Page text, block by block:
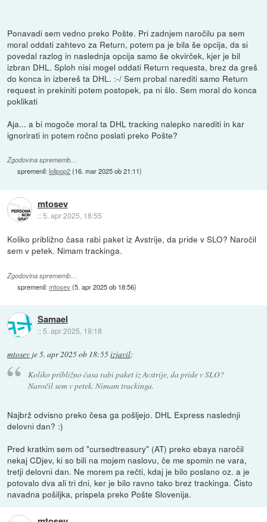
Ponavadi sem vedno preko Pošte. Pri zadnjem naročilu pa sem
moral oddati zahtevo za Return, potem pa je bila še opcija, da si
povedal razlog in naslednja opcija samo še okvirček, kjer je bil
izbran DHL. Sploh nisi mogel oddati Return requesta, brez da greš
do konca in izbereš ta DHL. :-/ Sem probal narediti samo Return
request in prekiniti potem postopek, pa ni šlo. Sem moral do konca
poklikati
Aja... a bi mogoče moral ta DHL tracking nalepko narediti in kar
ignorirati in potem ročno poslati preko Pošte?
Zgodovina sprememb…
spremenil:lolipop2(16. mar 2025 ob 21:11)
mtosev
::5. apr 2025, 18:55
Koliko približno časa rabi paket iz Avstrije, da pride v SLO? Naročil
sem v petek. Nimam trackinga.
Zgodovina sprememb…
spremenil:mtosev(5. apr 2025 ob 18:56)
Samael
:: 5. apr 2025, 19:18
mtosev je5. apr 2025 ob 18:55izjavil:
Koliko približno časa rabi paket iz Avstrije, da pride v SLO?
Naročil sem v petek. Nimam trackinga.
Najbrž odvisno preko česa ga pošljejo. DHL Express naslednji
delovni dan? :)
Pred kratkim sem od "cursedtreasury" (AT) preko ebaya naročil
nekaj CDjev, ki so bili na mojem naslovu, če me spomin ne vara,
tretji delovni dan. Ne morem pa rečti, kdaj je bilo poslano oz. a je
potovalo dva ali tri dni, ker je bilo ravno tako brez trackinga. Čisto
navadna pošiljka, prispela preko Pošte Slovenija.